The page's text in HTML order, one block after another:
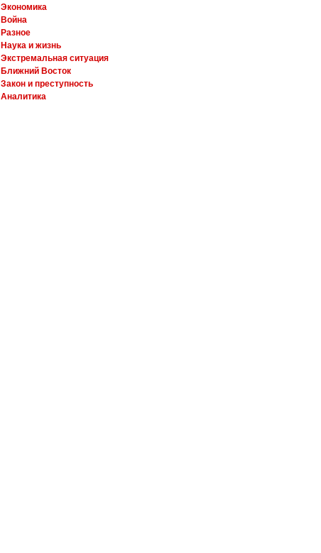
Экономика
Война
Разное
Наука и жизнь
Экстремальная ситуация
Ближний Восток
Закон и преступность
Аналитика